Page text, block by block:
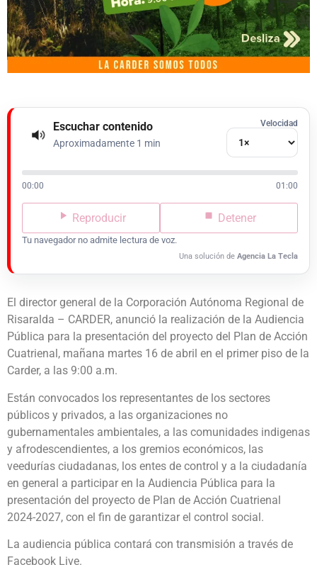
Escuchar contenido
Aproximadamente 1 min
Velocidad
00:00 01:00
Reproducir Detener
Tu navegador no admite lectura de voz.
Una solución de Agencia La Tecla
El director general de la Corporación Autónoma Regional de
Risaralda – CARDER, anunció la realización de la Audiencia
Pública para la presentación del proyecto del Plan de Acción
Cuatrienal, mañana martes 16 de abril en el primer piso de la
Carder, a las 9:00 a.m.
Están convocados los representantes de los sectores
públicos y privados, a las organizaciones no
gubernamentales ambientales, a las comunidades indigenas
y afrodescendientes, a los gremios económicos, las
veedurías ciudadanas, los entes de control y a la ciudadanía
en general a participar en la Audiencia Pública para la
presentación del proyecto de Plan de Acción Cuatrienal
2024-2027, con el fin de garantizar el control social.
La audiencia pública contará con transmisión a través de
Facebook Live.